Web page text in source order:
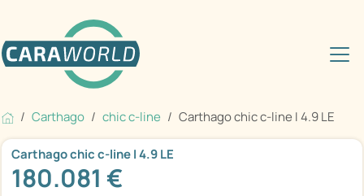
Carthago chic c-line Carthago chic c-line I 4.9 LE
Carthago chic c-line I 4.9 LE
180.081 €